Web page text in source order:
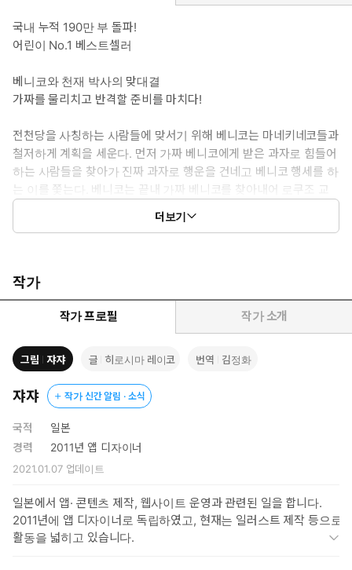
국내 누적 190만 부 돌파!
어린이 No.1 베스트셀러
베니코와 천재 박사의 맞대결
가짜를 물리치고 반격할 준비를 마치다!
전천당을 사칭하는 사람들에 맞서기 위해 베니코는 마네키네코들과
철저하게 계획을 세운다. 먼저 가짜 베니코에게 받은 과자로 힘들어
하는 사람들을 찾아가 진짜 과자로 행운을 건네고 베니코 행세를 하
는 이를 쫓는다. 베니코는 끝내 가짜 베니코를 찾아내어 로쿠조 교
수를 공격할 기회에 한 발 더 다가선다.
베니코는 위험에 휩싸인다. 로쿠조 교수는 베니코가 올 것으로 예상
하고 미리 공격할 준비를 해 두었던 것이다.
이대로 베니코는 갇히고 [전천당]은 영원히 문을 닫게 되는 것일까?
로쿠조는 왜 이렇게 끈질기게 전천당과 베니코를 없애려는 것일까?
이번 『이상한 과자 가게 전천당 16권』에서는 베니코와 로쿠조 사
이에 얽힌 비밀스러운 사연이 드디어 밝혀진다.
더보기
작가
작가 프로필 작가 소개
그림 쟈쟈 글 히로시마 레이코 번역 김정화
쟈쟈 작가 신간 알림 · 소식
국적
일본
경력
2011년 앱 디자이너
2021.01.07업데이트
일본에서 앱· 콘텐츠 제작, 웹사이트 운영과 관련된 일을 합니다.
2011년에 앱 디자이너로 독립하였고, 현재는 일러스트 제작 등으로
활동을 넓히고 있습니다.